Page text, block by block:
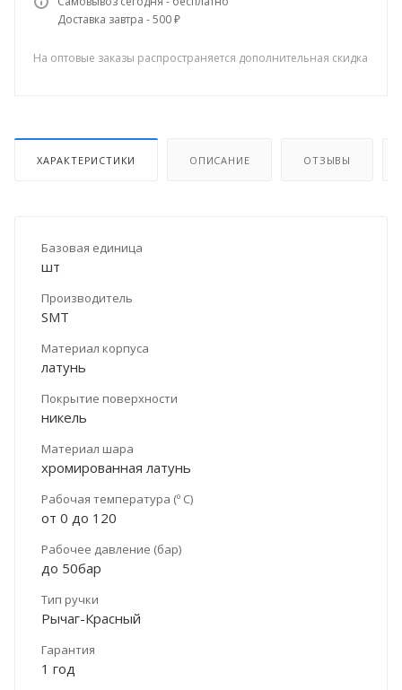
Доставка завтра - 500 ₽
На оптовые заказы распространяется дополнительная скидка
ХАРАКТЕРИСТИКИ ОПИСАНИЕ ОТЗЫВЫ
Базовая единица
шт
Производитель
SMT
Материал корпуса
латунь
Покрытие поверхности
никель
Материал шара
хромированная латунь
Рабочая температура (º С)
от 0 до 120
Рабочее давление (бар)
до 50бар
Тип ручки
Рычаг-Красный
Гарантия
1 год